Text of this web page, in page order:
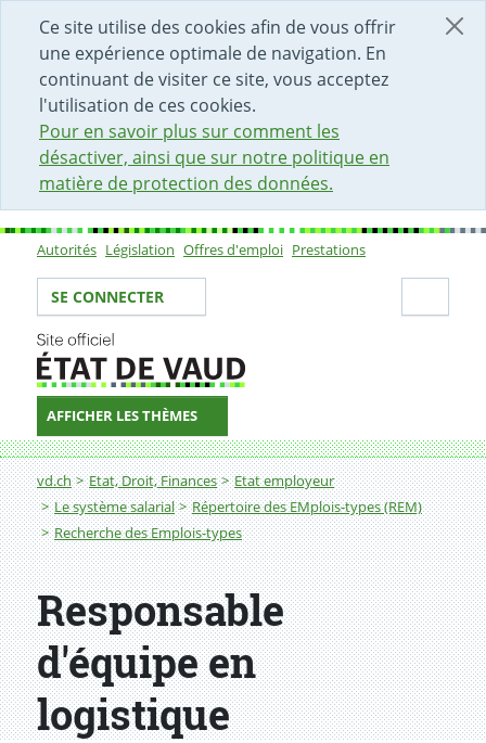
Ce site utilise des cookies afin de vous offrir
une expérience optimale de navigation. En
continuant de visiter ce site, vous acceptez
l'utilisation de ces cookies.
Pour en savoir plus sur comment les
désactiver, ainsi que sur notre politique en
matière de protection des données.
DÉBUT DU CONTENU DE LA PAGE
ACCÈS AU CHAMP DE RECHERCHE
PAGE D'ACCUEIL
FORMULAIRE DE CONTACT
Sous-navigation
Autorités Législation Offres d'emploi Prestations
Votre identité
SE CONNECTER
AFFICHER LES THÈMES
Fil d'Ariane
vd.ch Etat, Droit, Finances
Etat employeur
Le système salarial
Répertoire des EMplois-types (REM)
Recherche des Emplois-types
Responsable d'équipe en logistique
Responsable
d'équipe en
logistique